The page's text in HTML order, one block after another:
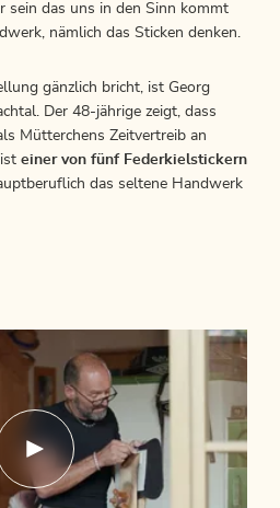
sein das uns in den Sinn kommt
nämlich das Sticken denken.
gänzlich bricht, ist Georg
Der 48-jährige zeigt, dass
Mütterchens Zeitvertreib an
einer von fünf Federkielstickern
das seltene Handwerk